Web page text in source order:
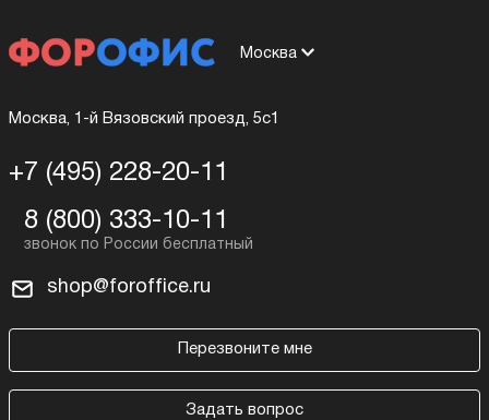
Москва
Москва, 1-й Вязовский проезд, 5с1
+7 (495) 228-20-11
8 (800) 333-10-11
shop@foroffice.ru
Перезвоните мне
Задать вопрос